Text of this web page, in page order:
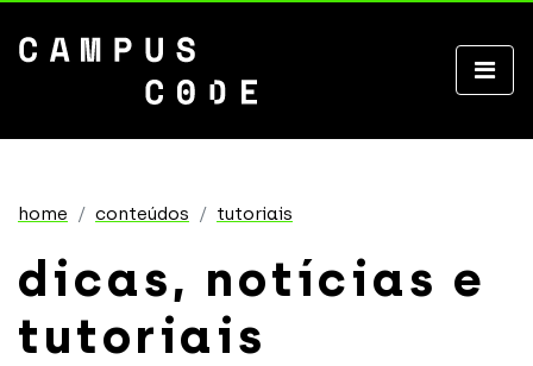
home conteúdos tutoriais
dicas, notícias e
tutoriais